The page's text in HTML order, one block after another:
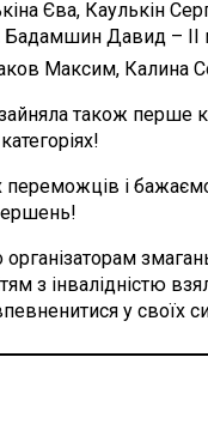
Єва, Каулькін
Бадамшин Давид – ІІ
Максим, Калина
також перше
переможців і
з інвалідністю
у своїх